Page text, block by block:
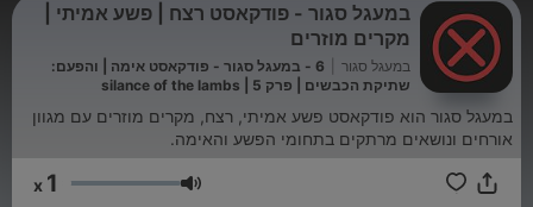
במעגל סגור - פודקאסט רצח | פשע אמיתי |
מקרים מוזרים
במעגל סגור
6 - במעגל סגור - פודקאסט אימה | והפעם:
שתיקת הכבשים | פרק 5 | silance of the lambs
במעגל סגור הוא פודקאסט פשע אמיתי, רצח, מקרים מוזרים עם מגוון
אורחים ונושאים מרתקים בתחומי הפשע והאימה.
עוצמת שמע 1